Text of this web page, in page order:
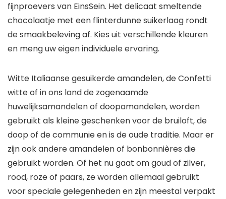
fijnproevers van EinsSein. Het delicaat smeltende
chocolaatje met een flinterdunne suikerlaag rondt
de smaakbeleving af. Kies uit verschillende kleuren
en meng uw eigen individuele ervaring.
Witte Italiaanse gesuikerde amandelen, de Confetti
witte of in ons land de zogenaamde
huwelijksamandelen of doopamandelen, worden
gebruikt als kleine geschenken voor de bruiloft, de
doop of de communie en is de oude traditie. Maar er
zijn ook andere amandelen of bonbonnières die
gebruikt worden. Of het nu gaat om goud of zilver,
rood, roze of paars, ze worden allemaal gebruikt
voor speciale gelegenheden en zijn meestal verpakt